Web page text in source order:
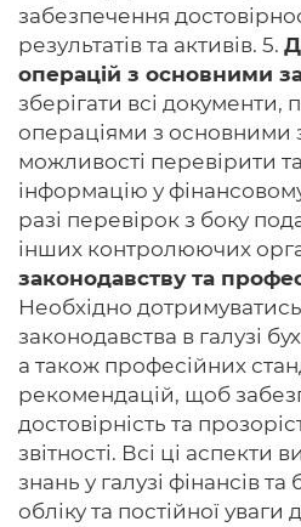
забезпечення
результатів та активів. 5.
операцій з основними
зберігати всі документи,
операціями з основними
можливості перевірити
інформацію у
разі перевірок з боку
інших контролюючих
законодавству та
Необхідно
законодавства в галузі
а також професійних
рекомендацій, щоб
достовірність та
звітності. Всі ці аспекти
знань у галузі фінансів та
обліку та постійної уваги